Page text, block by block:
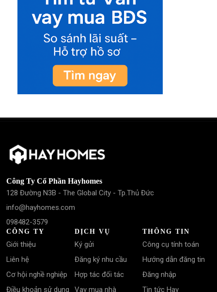
Công Ty Cổ Phần Hayhomes
128 Đường N3B - The Global City - Tp.Thủ Đức
info@hayhomes.com
098482-3579
CÔNG TY
Giới thiệu
Liên hệ
Cơ hội nghề nghiệp
Điều khoản sử dụng
DỊCH VỤ
Ký gửi
Đăng ký nhu cầu
Hợp tác đối tác
Vay mua nhà
THÔNG TIN
Công cụ tính toán
Hướng dẫn đăng tin
Đăng nhập
Tin tức Hay